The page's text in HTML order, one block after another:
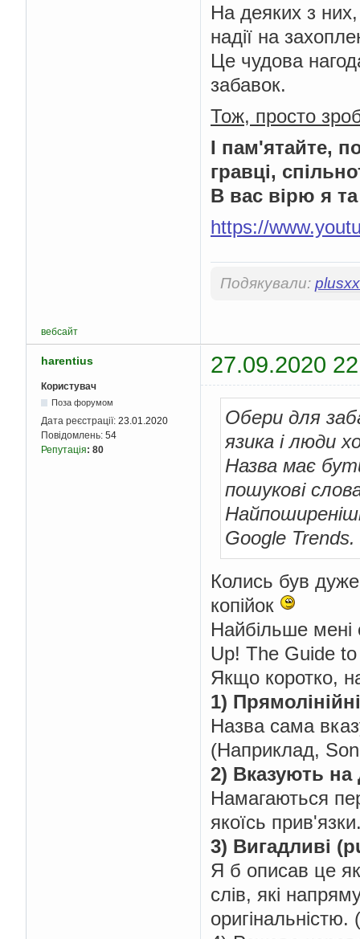
На деяких з
надії на
Це чудова
забавок.
Тож, просто
І пам'ятайте,
гравці,
В вас вірю я
https://
Подякували: plusxx
вебсайт
harentius 27.09.2020
Користувач
Поза форумом
Дата реєстрації: 23.01.2020
Повідомлень: 54
Репутація: 80
Обери для
язика і люди
Назва має
пошукові
Google Trends.
Колись був
копійок
Найбільше мені
Up! The Guide
Якщо коротко,
1)
Назва сама
(Наприклад,
2) Вказують на
Намагаються
якоїсь
3) Вигадливі
Я б описав це як
слів, які